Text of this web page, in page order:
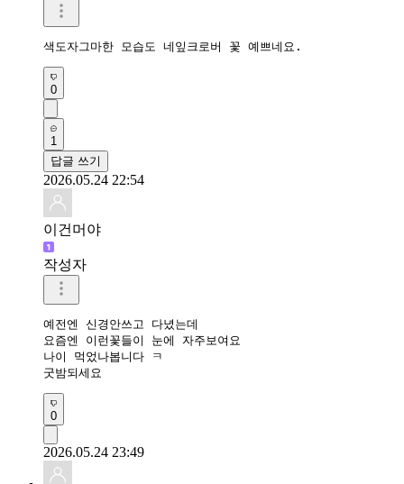
색도자그마한 모습도 네잎크로버 꽃 예쁘네요.
0
1
답글 쓰기
2026.05.24 22:54
이건머야
작성자
예전엔 신경안쓰고 다녔는데
요즘엔 이런꽃들이 눈에 자주보여요
나이 먹었나봅니다 ㅋ
굿밤되세요
0
2026.05.24 23:49